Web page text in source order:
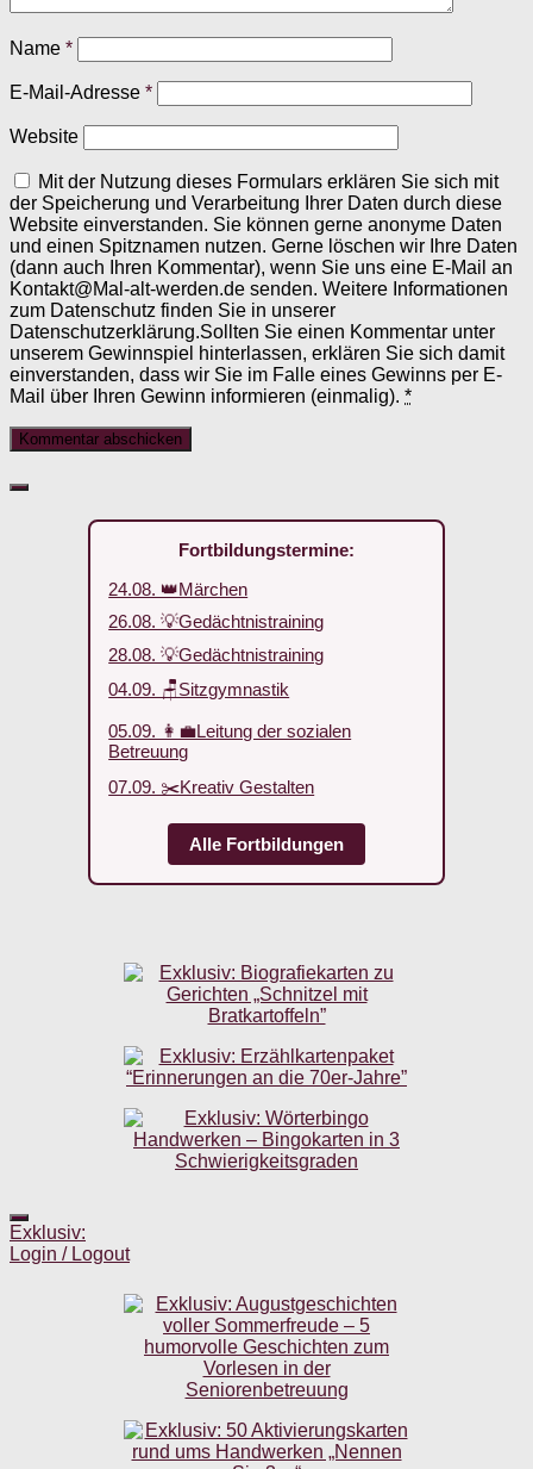
Name *
E-Mail-Adresse *
Website
Mit der Nutzung dieses Formulars erklären Sie sich mit
der Speicherung und Verarbeitung Ihrer Daten durch diese
Website einverstanden. Sie können gerne anonyme Daten
und einen Spitznamen nutzen. Gerne löschen wir Ihre Daten
(dann auch Ihren Kommentar), wenn Sie uns eine E-Mail an
Kontakt@Mal-alt-werden.de senden. Weitere Informationen
zum Datenschutz finden Sie in unserer
Datenschutzerklärung.Sollten Sie einen Kommentar unter
unserem Gewinnspiel hinterlassen, erklären Sie sich damit
einverstanden, dass wir Sie im Falle eines Gewinns per E-
Mail über Ihren Gewinn informieren (einmalig). *
Fortbildungstermine:
24.08. 👑Märchen
26.08. 💡Gedächtnistraining
28.08. 💡Gedächtnistraining
04.09. 🪑Sitzgymnastik
05.09. 👩‍💼Leitung der sozialen
Betreuung
07.09. ✂️Kreativ Gestalten
Alle Fortbildungen
Exklusiv:
Login / Logout